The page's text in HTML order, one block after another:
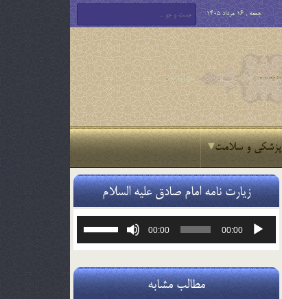
جمعه , 16 مرداد 1405
پزشکی و سلامت
زیارت نامه امام صادق علیه السلام
پخش‌کننده
00:00
00:00
یا
صدا
مطالب مشابه